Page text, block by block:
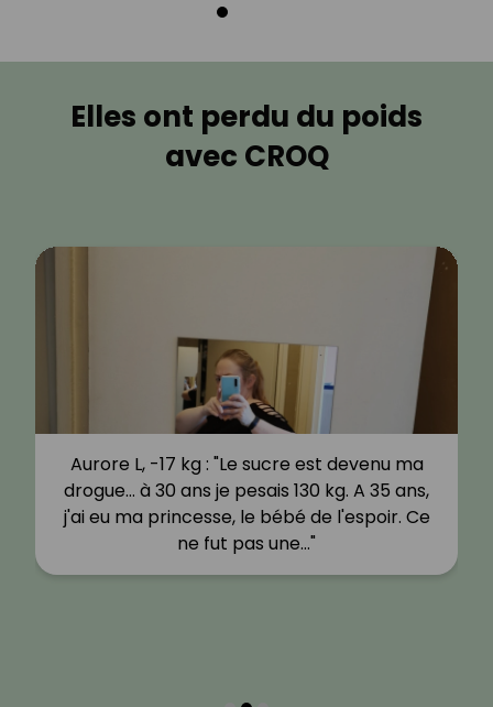
Elles ont perdu du poids
avec CROQ
Aurore L, -17 kg : "Le sucre est devenu ma
drogue… à 30 ans je pesais 130 kg. A 35 ans,
j'ai eu ma princesse, le bébé de l'espoir. Ce
ne fut pas une…"